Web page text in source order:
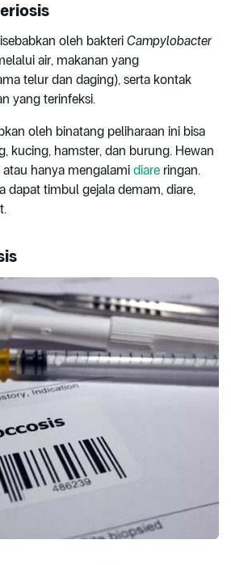
oleh bakteri Campylobacter
air, makanan yang
telur dan daging), serta kontak
yang terinfeksi.
oleh binatang peliharaan ini bisa
kucing, hamster, dan burung. Hewan
atau hanya mengalami diare ringan.
dapat timbul gejala demam, diare,